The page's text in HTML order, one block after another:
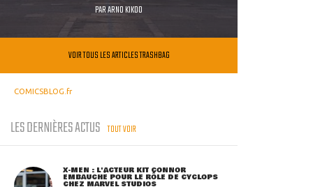
PARARNO KIKOO
VOIR TOUS LES ARTICLES TRASHBAG
COMICSBLOG.fr
LES DERNIÈRES ACTUS TOUT VOIR
X-MEN : L'ACTEUR KIT CONNOR
EMBAUCHÉ POUR LE RÔLE DE CYCLOPS
CHEZ MARVEL STUDIOS